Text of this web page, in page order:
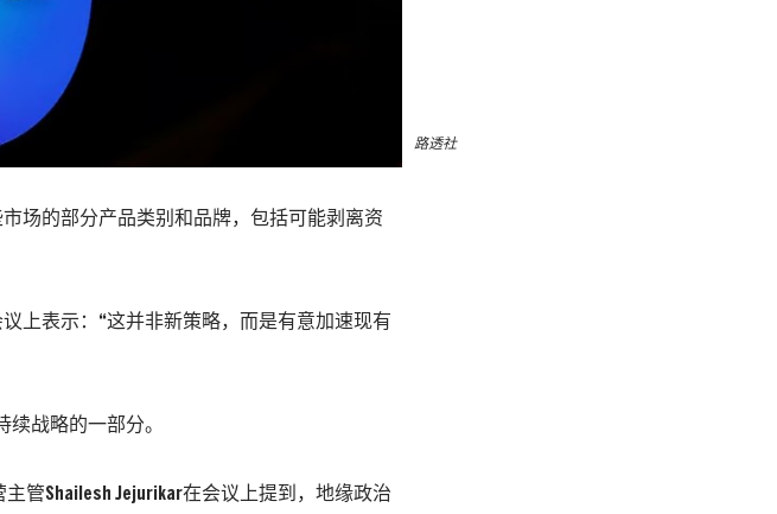
路透社
场的部分产品类别和品牌，包括可能剥离资
上表示：“这并非新策略，而是有意加速现有
续战略的一部分。
管Shailesh Jejurikar在会议上提到，地缘政治